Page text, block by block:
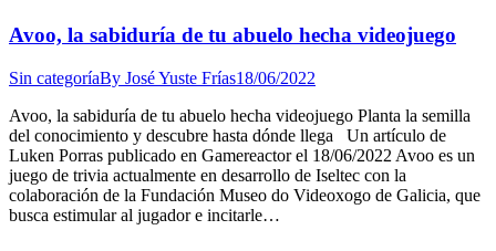
Avoo, la sabiduría de tu abuelo hecha videojuego
Sin categoríaBy José Yuste Frías18/06/2022
Avoo, la sabiduría de tu abuelo hecha videojuego Planta la semilla
del conocimiento y descubre hasta dónde llega Un artículo de
Luken Porras publicado en Gamereactor el 18/06/2022 Avoo es un
juego de trivia actualmente en desarrollo de Iseltec con la
colaboración de la Fundación Museo do Videoxogo de Galicia, que
busca estimular al jugador e incitarle…